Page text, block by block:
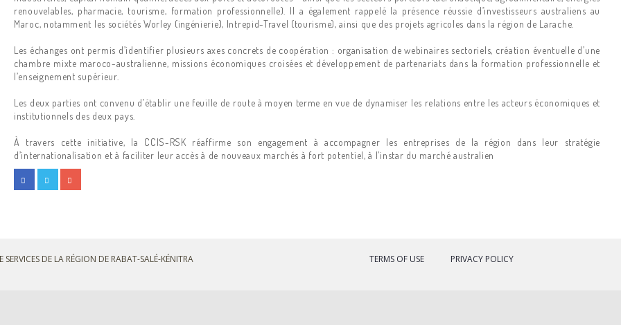
renouvelables, pharmacie, tourisme, formation professionnelle). Il a également rappelé la présence réussie d’investisseurs australiens au
Maroc, notamment les sociétés Worley (ingénierie), Intrepid-Travel (tourisme), ainsi que des projets agricoles dans la région de Larache.
Les échanges ont permis d’identifier plusieurs axes concrets de coopération : organisation de webinaires sectoriels, création éventuelle d’une
chambre mixte maroco-australienne, missions économiques croisées et développement de partenariats dans la formation professionnelle et
l’enseignement supérieur.
Les deux parties ont convenu d’établir une feuille de route à moyen terme en vue de dynamiser les relations entre les acteurs économiques et
institutionnels des deux pays.
À travers cette initiative, la CCIS-RSK réaffirme son engagement à accompagner les entreprises de la région dans leur stratégie
d’internationalisation et à faciliter leur accès à de nouveaux marchés à fort potentiel, à l’instar du marché australien
DE LA RÉGION DE RABAT-SALÉ-KÉNITRA TERMS OF USE PRIVACY POLICY